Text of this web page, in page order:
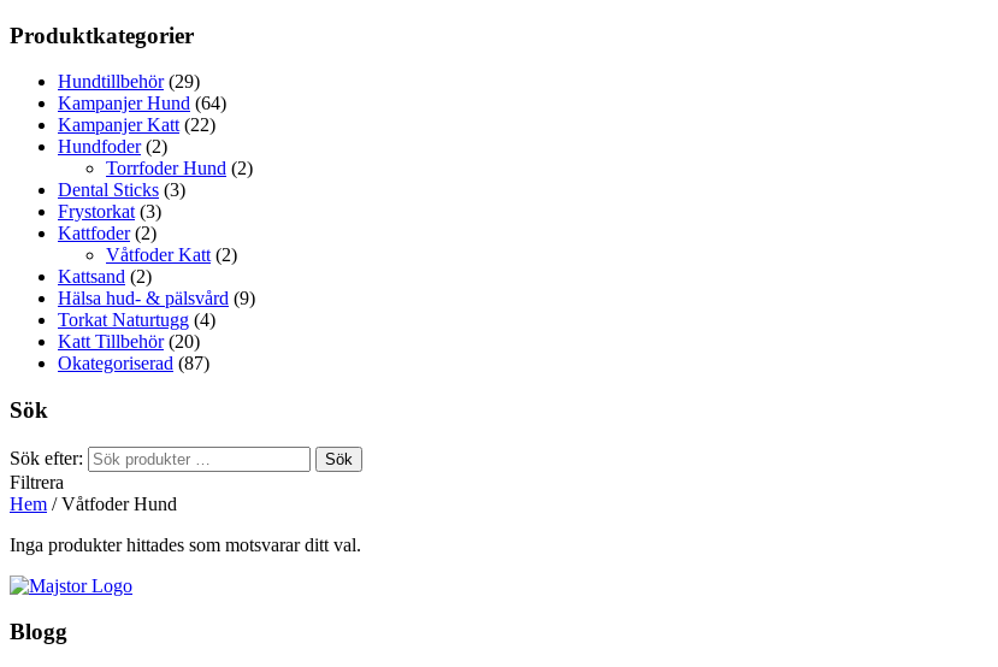
Produktkategorier
Hundtillbehör (29)
Kampanjer Hund (64)
Kampanjer Katt (22)
Hundfoder (2)
Torrfoder Hund (2)
Dental Sticks (3)
Frystorkat (3)
Kattfoder (2)
Våtfoder Katt (2)
Kattsand (2)
Hälsa hud- & pälsvård (9)
Torkat Naturtugg (4)
Katt Tillbehör (20)
Okategoriserad (87)
Sök
Sök efter: Sök
Filtrera
Hem /Våtfoder Hund
Inga produkter hittades som motsvarar ditt val.
Blogg